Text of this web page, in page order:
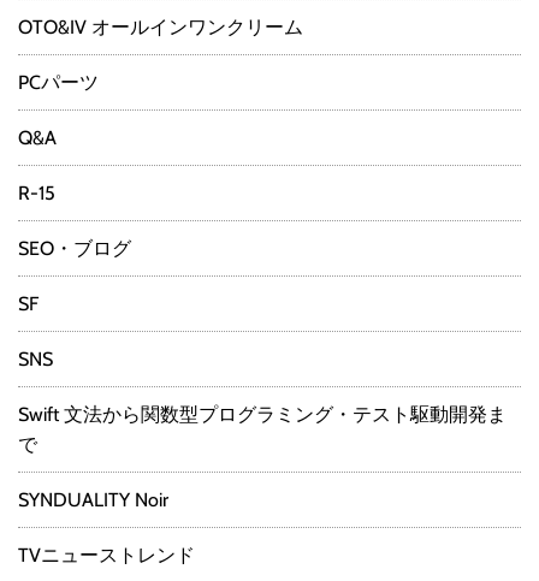
OTO&IV オールインワンクリーム
PCパーツ
Q&A
R-15
SEO・ブログ
SF
SNS
Swift 文法から関数型プログラミング・テスト駆動開発ま
で
SYNDUALITY Noir
TVニューストレンド